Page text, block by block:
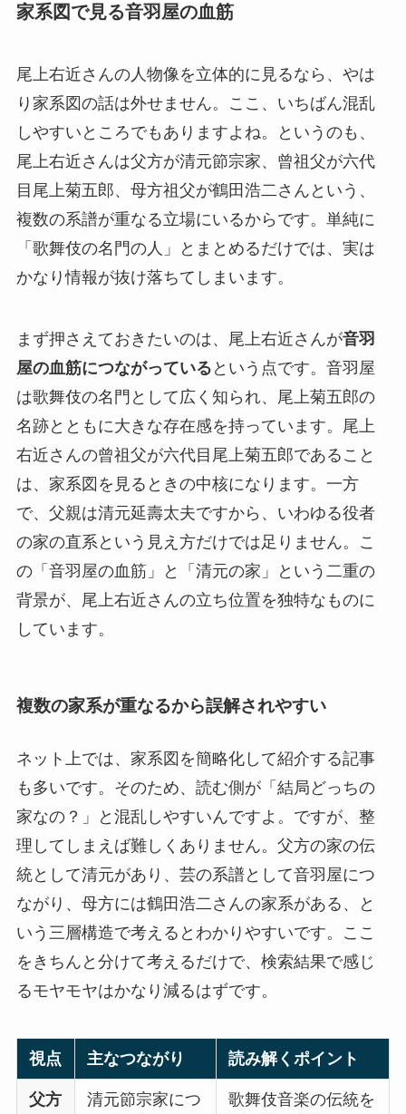
家系図で見る音羽屋の血筋
尾上右近さんの人物像を立体的に見るなら、やは
り家系図の話は外せません。ここ、いちばん混乱
しやすいところでもありますよね。というのも、
尾上右近さんは父方が清元節宗家、曾祖父が六代
目尾上菊五郎、母方祖父が鶴田浩二さんという、
複数の系譜が重なる立場にいるからです。単純に
「歌舞伎の名門の人」とまとめるだけでは、実は
かなり情報が抜け落ちてしまいます。
まず押さえておきたいのは、尾上右近さんが音羽
屋の血筋につながっている という点です。音羽屋
は歌舞伎の名門として広く知られ、尾上菊五郎の
名跡とともに大きな存在感を持っています。尾上
右近さんの曾祖父が六代目尾上菊五郎であること
は、家系図を見るときの中核になります。一方
で、父親は清元延壽太夫ですから、いわゆる役者
の家の直系という見え方だけでは足りません。こ
の「音羽屋の血筋」と「清元の家」という二重の
背景が、尾上右近さんの立ち位置を独特なものに
しています。
複数の家系が重なるから誤解されやすい
ネット上では、家系図を簡略化して紹介する記事
も多いです。そのため、読む側が「結局どっちの
家なの？」と混乱しやすいんですよ。ですが、整
理してしまえば難しくありません。父方の家の伝
統として清元があり、芸の系譜として音羽屋につ
ながり、母方には鶴田浩二さんの家系がある、と
いう三層構造で考えるとわかりやすいです。ここ
をきちんと分けて考えるだけで、検索結果で感じ
るモヤモヤはかなり減るはずです。
視点 主なつながり 読み解くポイント
父方
清元節宗家につ
歌舞伎音楽の伝統を